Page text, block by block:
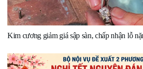
Kim cương giảm giá sập sàn, chấp nhận lỗ